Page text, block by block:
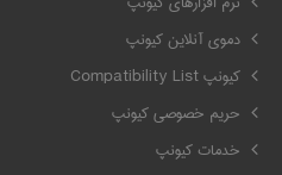
دموی آنلاین کیونپ
کیونپ Compatibility List
حریم خصوصی کیونپ
خدمات کیونپ